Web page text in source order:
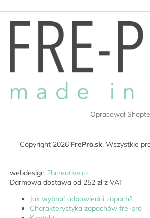
S
Opracował
Copyright 2026 FrePro.sk. Wszystkie
webdesign 2bcreative.cz
Darmowa dostawa od 252 zł z VAT
Jak wybrać odpowiedni zapach?
Charakterystyka zapachów fre-pro